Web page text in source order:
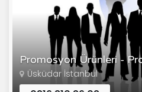
Promosyon Ürünleri -
Üsküdar İstanbul